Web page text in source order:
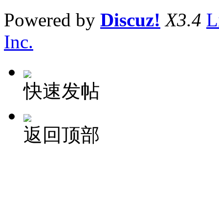
Powered by Discuz! X3.4
Inc.
快速发帖
返回顶部